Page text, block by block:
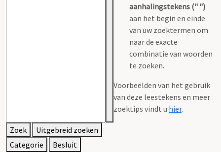
aanhalingstekens (" ")
aan het begin en einde
van uw zoektermen om
naar de exacte
combinatie van woorden
te zoeken.
Voorbeelden van het gebruik
van deze leestekens en meer
zoektips vindt u hier.
Zoek
Uitgebreid zoeken
Categorie
Besluit